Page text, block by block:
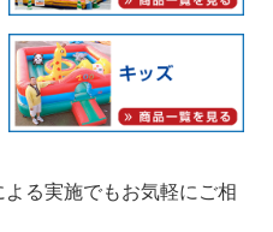
る実施でもお気軽にご相